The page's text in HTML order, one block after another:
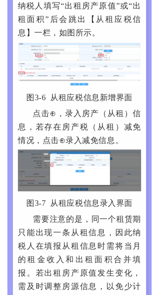
纳税人填写“出租房产原值”或“出
租面积”后会跳出【从租应税信
息】一栏，如图所示。
图3-6 从租应税信息新增界面
点击⊕，录入房产（从租）信
息，若存在房产税（从租）减免
情况，点击⊕录入减免信息。
图3-7 从租应税信息录入界面
需要注意的是，同一个租赁期
只能出现一条从租信息，因此纳
税人在填报从租信息时需将当月
的租金收入和出租面积合并填
报。若出租房产原值发生变化，
需及时调整房源信息，以免少计